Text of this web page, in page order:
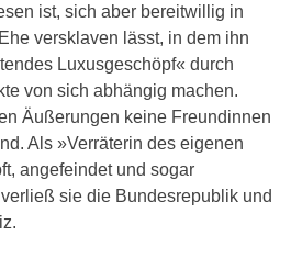
ist, sich aber bereitwillig in
versklaven lässt, in dem ihn
Luxusgeschöpf« durch
von sich abhängig machen.
Äußerungen keine Freundinnen
Als »Verräterin des eigenen
angefeindet und sogar
sie die Bundesrepublik und